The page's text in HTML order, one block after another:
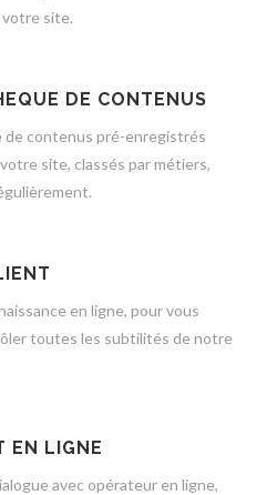
site.
DE CONTENUS
de contenus pré-enregistrés
site, classés par métiers,
en ligne, pour vous
toutes les subtilités de notre
EN LIGNE
avec opérateur en ligne,